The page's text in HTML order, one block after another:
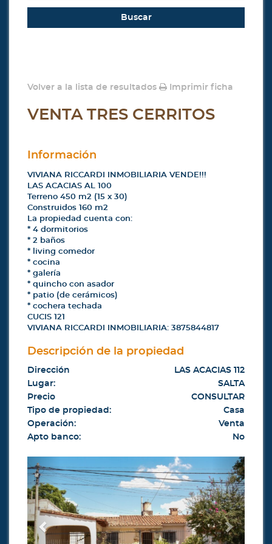
Buscar
Volver a la lista de resultados Imprimir ficha
VENTA TRES CERRITOS
Información
VIVIANA RICCARDI INMOBILIARIA VENDE!!!
LAS ACACIAS AL 100
Terreno 450 m2 (15 x 30)
Construidos 160 m2
La propiedad cuenta con:
* 4 dormitorios
* 2 baños
* living comedor
* cocina
* galería
* quincho con asador
* patio (de cerámicos)
* cochera techada
CUCIS 121
VIVIANA RICCARDI INMOBILIARIA: 3875844817
Descripción de la propiedad
Dirección
LAS ACACIAS 112
Lugar:
SALTA
Precio
CONSULTAR
Tipo de propiedad:
Casa
Operación:
Venta
Apto banco:
No
Next